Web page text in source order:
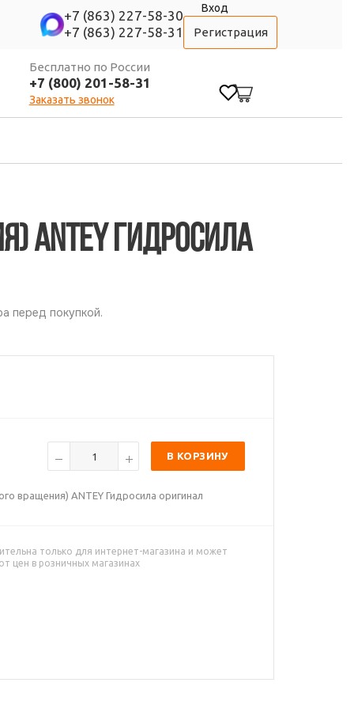
+7 (863) 227-58-30
+7 (863) 227-58-31
Вход
Регистрация
Бесплатно по России
+7 (800) 201-58-31
Заказать звонок
ANTEY Гидросила
перед покупкой.
В КОРЗИНУ
вращения) ANTEY Гидросила оригинал
только для интернет-магазина и может
цен в розничных магазинах